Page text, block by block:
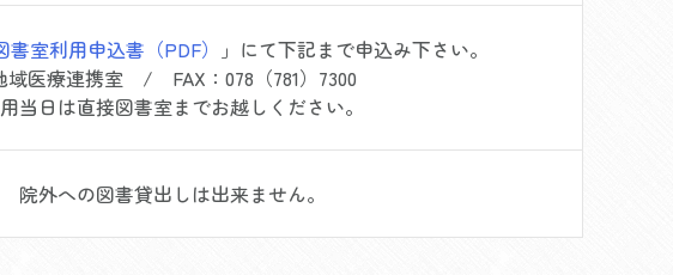
書室利用申込書（PDF）
」にて下記まで申込み下さい。
域医療連携室 / FAX：078（781）7300
当日は直接図書室までお越しください。
院外への図書貸出しは出来ません。